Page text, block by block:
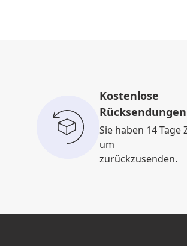
Kostenlose
Rücksendungen
Sie haben 14 Tage
um
zurückzusenden.